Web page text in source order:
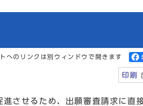
へのリンクは別ウィンドウで開きます
印刷
させるため、出願審査請求に直